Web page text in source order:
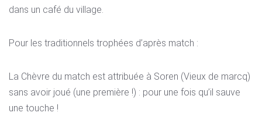
dans un café du village.
Pour les traditionnels trophées d’après match :
La Chèvre du match est attribuée à Soren (Vieux de marcq)
sans avoir joué (une première !) : pour une fois qu’il sauve
une touche !